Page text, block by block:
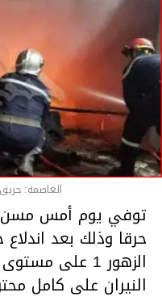
العاصمة:
حرقا وذلك بعد
الزهور 1 على
النيران على كامل